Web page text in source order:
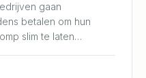
gaan
betalen om hun
slim te laten
pakken.